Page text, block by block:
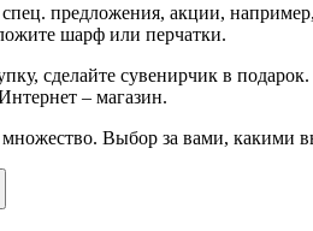
предложения, акции,
шарф или перчатки.
сделайте сувенирчик в
– магазин.
Выбор за вами, какими